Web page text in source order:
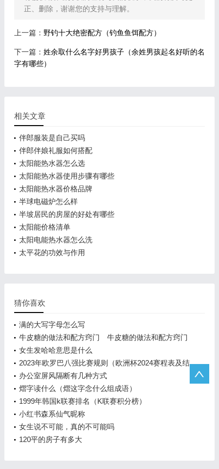
正、删除，谢谢您的支持与理解。
上一篇： 野钓十大绝密配方（钓鱼鱼饵配方）
下一篇： 姓余取什么名字好男孩子（余姓男孩起名好听的名
字有哪些）
相关文章
伴郎服装是自己买吗
伴郎伴娘礼服如何搭配
太阳能热水器怎么选
太阳能热水器使用步骤有哪些
太阳能热水器价格品牌
半球电磁炉怎么样
半坡居民的房屋的好处有哪些
太阳能价格清单
太阳电能热水器怎么洗
太平花的功效与作用
猜你喜欢
满的大写字母怎么写
牛皮糖的做法和配方窍门 牛皮糖的做法和配方窍门
女生发哈哈意思是什么
2023年欧罗巴八强比赛规则（欧洲杯2024赛程表及结
果）
办公室屏风隔断有几种方式
熠字读什么（熠这字念什么组成语）
1999年韩国k联赛排名（K联赛积分榜）
小红书森系仙气昵称
女生说不可能，真的不可能吗
120平的房子有多大